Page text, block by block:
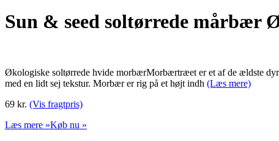
Sun & seed soltørrede mårbær
Økologiske soltørrede hvide morbærMorbærtræet er et af de ældste
med en lidt sej tekstur. Morbær er rig på et højt indh (Læs mere)
69 kr. (Vis fragtpris)
Læs mere »Køb nu »